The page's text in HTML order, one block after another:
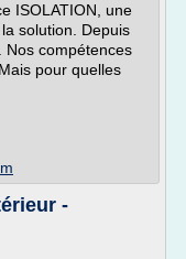
ISOLATION, une
solution. Depuis
Nos compétences
pour quelles
-